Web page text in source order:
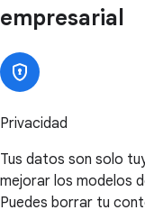
empresarial
Privacidad
Tus datos son solo
mejorar los modelos
Puedes borrar tu